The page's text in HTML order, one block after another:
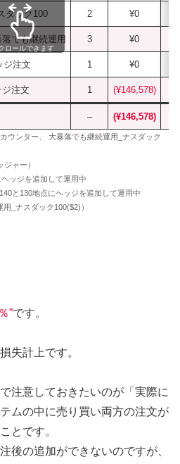
ダック100 2 ¥0
でも継続運用 3 ¥0
ジ注文 1 ¥0
注文 1 (¥146,578)
– (¥146,578)
ロールできます
ウンター、 大暴落でも継続運用_ナスダック
ャー）
ッジを追加して運用中
と130地点にヘッジを追加して運用中
_ナスダック100($2)）
”です。
失計上です。
注意しておきたいのが「実際に
ムの中に売り買い両方の注文が
とです。
後の追加ができないのですが、